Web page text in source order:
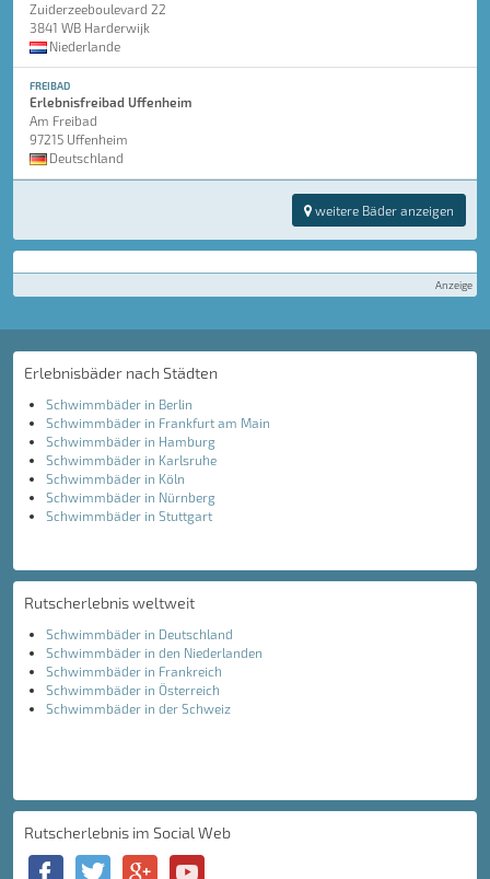
Zuiderzeeboulevard 22
3841 WB Harderwijk
Niederlande
FREIBAD
Erlebnisfreibad Uffenheim
Am Freibad
97215 Uffenheim
Deutschland
weitere Bäder anzeigen
Anzeige
Erlebnisbäder nach Städten
Schwimmbäder in Berlin
Schwimmbäder in Frankfurt am Main
Schwimmbäder in Hamburg
Schwimmbäder in Karlsruhe
Schwimmbäder in Köln
Schwimmbäder in Nürnberg
Schwimmbäder in Stuttgart
Rutscherlebnis weltweit
Schwimmbäder in Deutschland
Schwimmbäder in den Niederlanden
Schwimmbäder in Frankreich
Schwimmbäder in Österreich
Schwimmbäder in der Schweiz
Rutscherlebnis im Social Web